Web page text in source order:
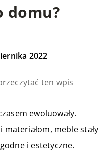
domu?
2022
ten wpis
ewoluowały.
meble stały
i estetyczne.